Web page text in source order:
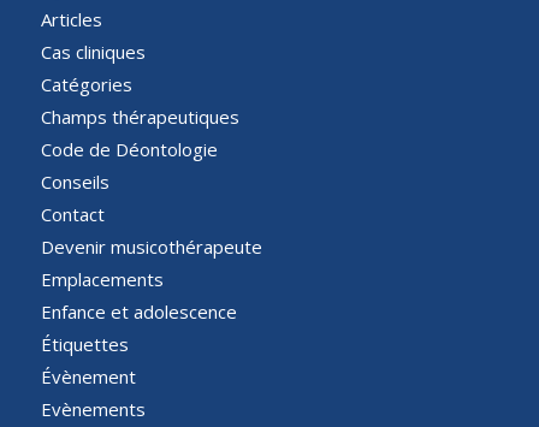
Articles
Cas cliniques
Catégories
Champs thérapeutiques
Code de Déontologie
Conseils
Contact
Devenir musicothérapeute
Emplacements
Enfance et adolescence
Étiquettes
Évènement
Evènements